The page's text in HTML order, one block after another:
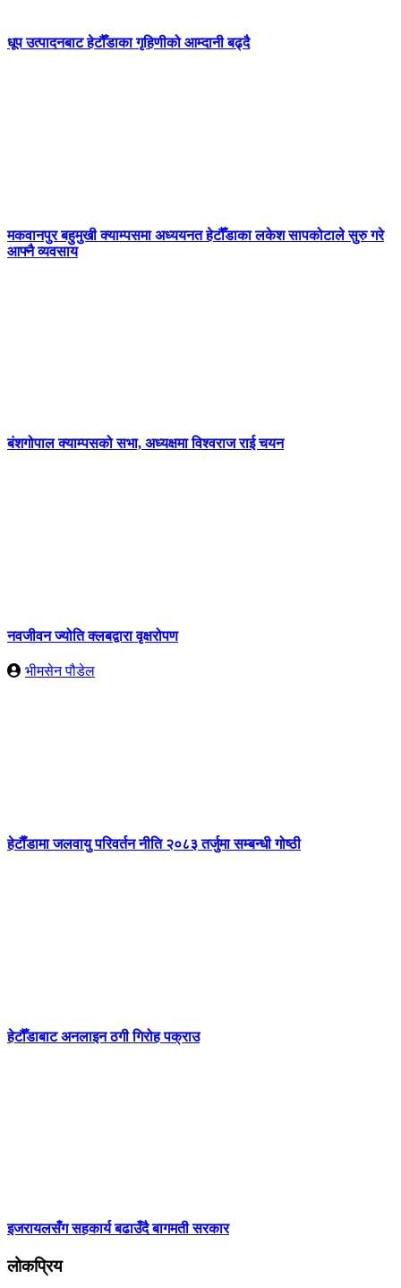
धूप उत्पादनबाट हेटौँडाका गृहिणीको आम्दानी बढ्दै
मकवानपुर बहुमुखी क्याम्पसमा अध्ययनत हेटौँडाका लकेश सापकोटाले सुरु गरे
आफ्नै व्यवसाय
बंशगोपाल क्याम्पसको सभा, अध्यक्षमा विश्वराज राई चयन
नवजीवन ज्योति क्लबद्वारा वृक्षरोपण
भीमसेन पौडेल
हेटाैँडामा जलवायु परिवर्तन नीति २०८३ तर्जुमा सम्बन्धी गोष्ठी
हेटौँडाबाट अनलाइन ठगी गिरोह पक्राउ
इजरायलसँग सहकार्य बढाउँदै बागमती सरकार
लोकप्रिय